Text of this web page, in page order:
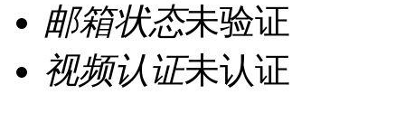
邮箱状态未验证
视频认证未认证